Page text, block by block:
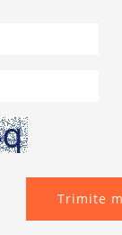
Trimite